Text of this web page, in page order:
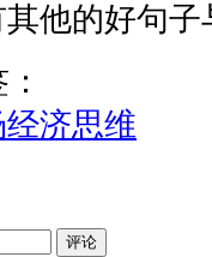
他的好句
济思维
评论